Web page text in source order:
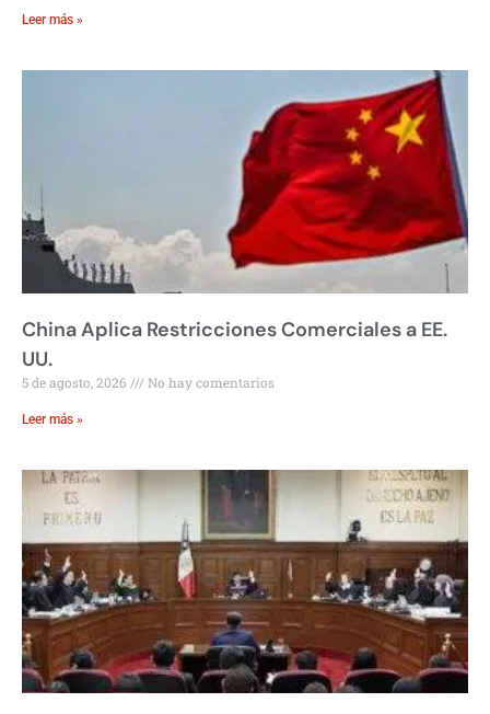
Leer más »
China Aplica Restricciones Comerciales a EE.
UU.
5 de agosto, 2026 No hay comentarios
Leer más »